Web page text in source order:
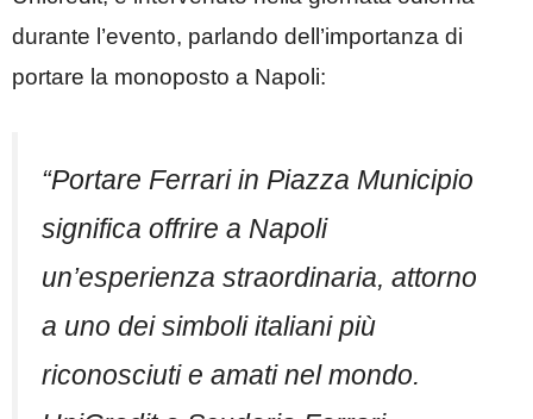
durante l’evento, parlando dell’importanza di
portare la monoposto a Napoli:
“Portare Ferrari in Piazza Municipio
significa offrire a Napoli
un’esperienza straordinaria, attorno
a uno dei simboli italiani più
riconosciuti e amati nel mondo.